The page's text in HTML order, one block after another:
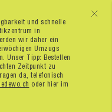
x
und schnelle
in
wir daher ein
Umzugs
Unser Tipp: Bestellen
Zeitpunkt zu
da, telefonisch
oder hier im